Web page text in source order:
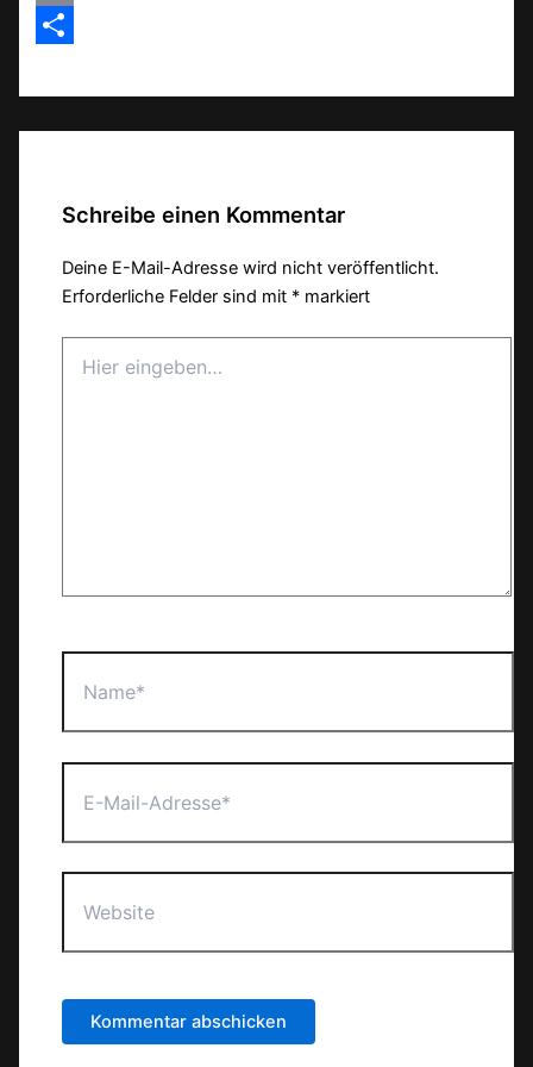
Email
Schreibe einen Kommentar
Deine E-Mail-Adresse wird nicht veröffentlicht.
Erforderliche Felder sind mit * markiert
eingeben…
Mail-